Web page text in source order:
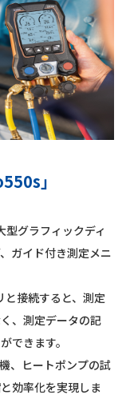
」
グラフィックディ
ガイド付き測定メニ
接続すると、測定
、測定データの記
できます。
、ヒートポンプの試
効率化を実現しま